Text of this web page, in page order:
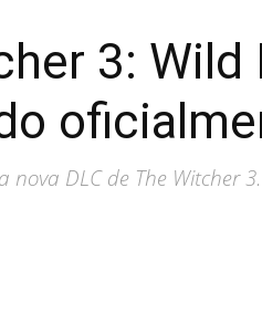
3:
nova DLC de The Witcher 3.